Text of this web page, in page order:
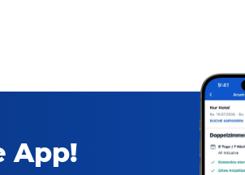
App!